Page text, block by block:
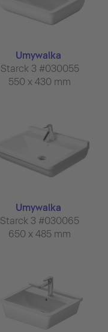
Umywalka
Starck 3 #030055
550 x 430 mm
Umywalka
Starck 3 #030065
650 x 485 mm